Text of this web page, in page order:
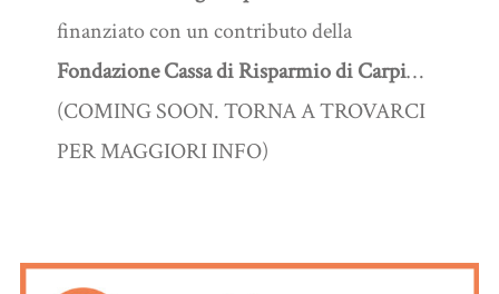
finanziato con un contributo della
Fondazione Cassa di Risparmio di Carpi…
(COMING SOON. TORNA A TROVARCI
PER MAGGIORI INFO)